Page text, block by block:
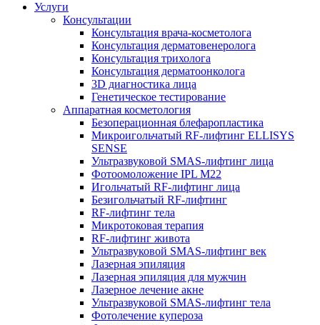
Услуги
Консультации
Консультация врача-косметолога
Консультация дерматовенеролога
Консультация трихолога
Консультация дерматоонколога
3D диагностика лица
Генетическое тестирование
Аппаратная косметология
Безоперационная блефаропластика
Микроигольчатый RF-лифтинг ELLISYS
SENSE
Ультразвуковой SMAS-лифтинг лица
Фотоомоложение IPL M22
Игольчатый RF-лифтинг лица
Безигольчатый RF-лифтинг
RF-лифтинг тела
Микротоковая терапия
RF-лифтинг живота
Ультразвуковой SMAS-лифтинг век
Лазерная эпиляция
Лазерная эпиляция для мужчин
Лазерное лечение акне
Ультразвуковой SMAS-лифтинг тела
Фотолечение купероза